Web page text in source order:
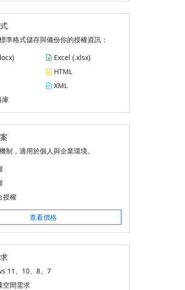
準格式儲存與備份你的授權資訊：
Excel (.xlsx)
HTML
XML
庫
制，適用於個人與企業環境。
授權
查看價格
11、10、8、7
空間需求